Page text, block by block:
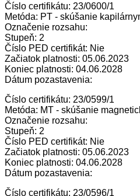
Číslo certifikátu: 23/0600/1
Metóda: PT - skúšanie
Označenie rozsahu:
Stupeň: 2
Číslo PED certifikát: Nie
Začiatok platnosti: 05.06.2023
Koniec platnosti: 04.06.2028
Dátum pozastavenia:
Číslo certifikátu: 23/0599/1
Metóda: MT - skúšanie
Označenie rozsahu:
Stupeň: 2
Číslo PED certifikát: Nie
Začiatok platnosti: 05.06.2023
Koniec platnosti: 04.06.2028
Dátum pozastavenia:
Číslo certifikátu: 23/0596/1